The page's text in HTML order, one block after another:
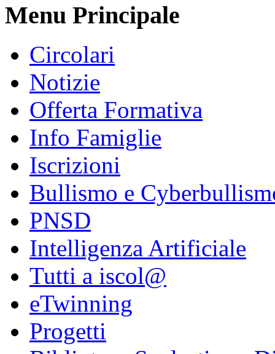
Menu Principale
Circolari
Notizie
Offerta Formativa
Info Famiglie
Iscrizioni
Bullismo e
PNSD
Intelligenza Artificiale
Tutti a iscol@
eTwinning
Progetti